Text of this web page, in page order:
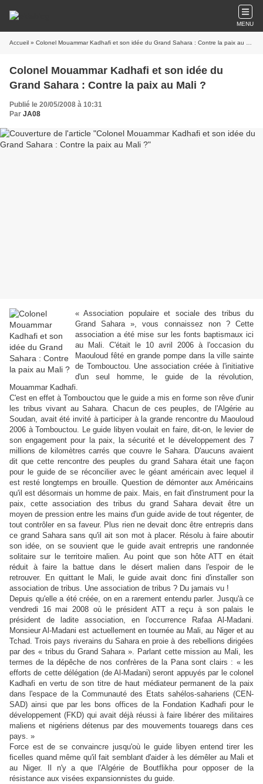
MENU
Accueil » Colonel Mouammar Kadhafi et son idée du Grand Sahara : Contre la paix au Mali ?
Colonel Mouammar Kadhafi et son idée du
Grand Sahara : Contre la paix au Mali ?
Publié le 20/05/2008 à 10:31
Par JA08
« Association populaire et sociale des tribus du
Grand Sahara », vous connaissez non ? Cette
association a été mise sur les fonts baptismaux ici
au Mali. C'était le 10 avril 2006 à l'occasion du
Maouloud fêté en grande pompe dans la ville sainte
de Tombouctou. Une association créée à l'initiative
d'un seul homme, le guide de la révolution,
Mouammar Kadhafi.
C'est en effet à Tombouctou que le guide a mis en forme son rêve d'unir
les tribus vivant au Sahara. Chacun de ces peuples, de l'Algérie au
Soudan, avait été invité à participer à la grande rencontre du Maouloud
2006 à Tombouctou. Le guide libyen voulait en faire, dit-on, le levier de
son engagement pour la paix, la sécurité et le développement des 7
millions de kilomètres carrés que couvre le Sahara. D'aucuns avaient
dit que cette rencontre des peuples du grand Sahara était une façon
pour le guide de se réconcilier avec le géant américain avec lequel il
est resté longtemps en brouille. Question de démonter aux Américains
qu'il est désormais un homme de paix. Mais, en fait d'instrument pour la
paix, cette association des tribus du grand Sahara devait être un
moyen de pression entre les mains d'un guide avide de tout régenter, de
tout contrôler en sa faveur. Plus rien ne devait donc être entrepris dans
ce grand Sahara sans qu'il ait son mot à placer. Résolu à faire aboutir
son idée, on se souvient que le guide avait entrepris une randonnée
solitaire sur le territoire malien. Au point que son hôte ATT en était
réduit à faire la battue dans le désert malien dans l'espoir de le
retrouver. En quittant le Mali, le guide avait donc fini d'installer son
association de tribus. Une association de tribus ? Du jamais vu !
Depuis qu'elle a été créée, on en a rarement entendu parler. Jusqu'à ce
vendredi 16 mai 2008 où le président ATT a reçu à son palais le
président de ladite association, en l'occurrence Rafaa Al-Madani.
Monsieur Al-Madani est actuellement en tournée au Mali, au Niger et au
Tchad. Trois pays riverains du Sahara en proie à des rebellions dirigées
par des « tribus du Grand Sahara ». Parlant cette mission au Mali, les
termes de la dépêche de nos confrères de la Pana sont clairs : « les
efforts de cette délégation (de Al-Madani) seront appuyés par le colonel
Kadhafi en vertu de son titre de haut médiateur permanent de la paix
dans l'espace de la Communauté des Etats sahélos-sahariens (CEN-
SAD) ainsi que par les bons offices de la Fondation Kadhafi pour le
développement (FKD) qui avait déjà réussi à faire libérer des militaires
maliens et nigériens détenus par des mouvements touaregs dans ces
pays. »
Force est de se convaincre jusqu'où le guide libyen entend tirer les
ficelles quand même qu'il fait semblant d'aider à les démêler au Mali et
au Niger. Il n'y a que l'Algérie de Boutflikha pour opposer de la
résistance aux visées expansionnistes du guide.